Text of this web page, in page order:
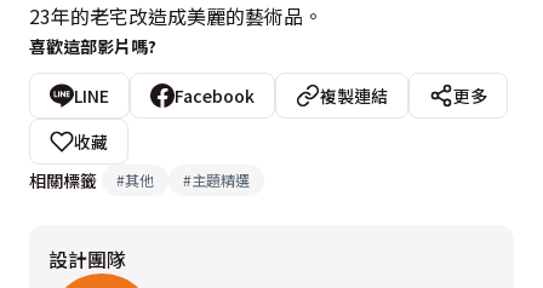
23年的老宅改造成美麗的藝術品。
喜歡這部影片嗎?
LINE Facebook 複製連結
更多
收藏
相關標籤
#其他 #主題精選
設計團隊